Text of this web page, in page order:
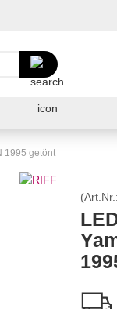
Lieferland z.B.
Kawasaki
Z
1000
1995 getönt